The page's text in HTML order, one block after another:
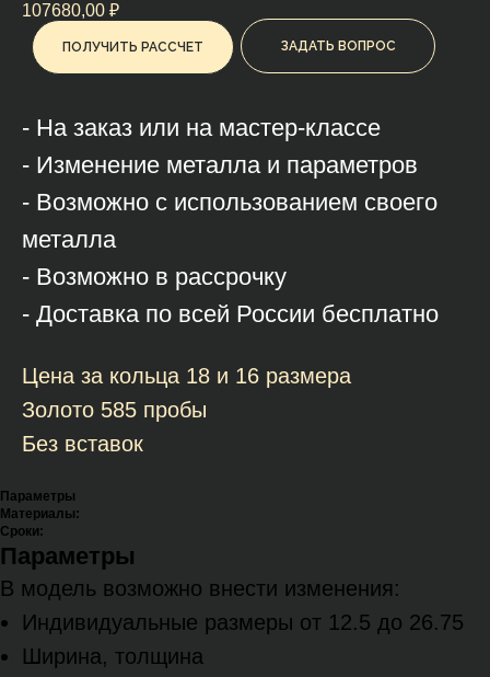
ПОЛУЧИТЬ РАССЧЕТ ЗАДАТЬ ВОПРОС
107680,00 ₽
- На заказ или на мастер-классе
- Изменение металла и параметров
- Возможно с использованием своего
металла
- Возможно в рассрочку
- Доставка по всей России бесплатно
Цена за кольца 18 и 16 размера
Золото 585 пробы
Без вставок
Параметры
Материалы:
Сроки:
Параметры
В модель возможно внести изменения:
Индивидуальные размеры от 12.5 до 26.75
Ширина, толщина